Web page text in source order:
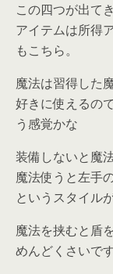
この四つが出て
アイテムは所得
もこちら。
魔法は習得した
好きに使えるの
う感覚かな
装備しないと魔
魔法使うと左手
というスタイル
魔法を挟むと盾
めんどくさいで